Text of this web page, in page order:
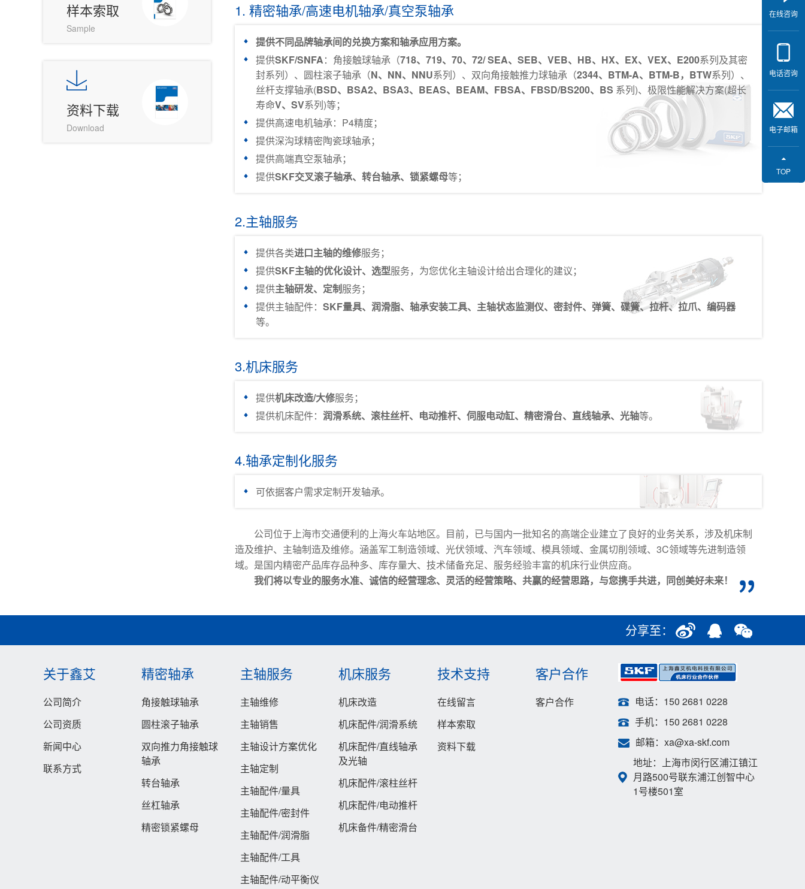
样本索取
Sample
资料下载
Download
1. 精密轴承/高速电机轴承/真空泵轴承
提供不同品牌轴承间的兑换方案和轴承应用方案。
提供SKF/SNFA：角接触球轴承（718、719、70、72/ SEA、SEB、VEB、HB、HX、EX、VEX、E200系列及其密
封系列）、圆柱滚子轴承（N、NN、NNU系列）、双向角接触推力球轴承（2344、BTM-A、BTM-B，BTW系列）、
丝杆支撑轴承(BSD、BSA2、BSA3、BEAS、BEAM、FBSA、FBSD/BS200、BS 系列)、极限性能解决方案(超长
寿命V、SV系列)等；
提供高速电机轴承：P4精度；
提供深沟球精密陶瓷球轴承；
提供高端真空泵轴承；
提供SKF交叉滚子轴承、转台轴承、锁紧螺母等；
2.主轴服务
提供各类进口主轴的维修服务；
提供SKF主轴的优化设计、选型服务，为您优化主轴设计给出合理化的建议；
提供主轴研发、定制服务；
提供主轴配件： SKF量具、润滑脂、轴承安装工具、主轴状态监测仪、密封件、弹簧、碟簧、拉杆、拉爪、编码器
等。
3.机床服务
提供机床改造/大修服务；
提供机床配件： 润滑系统、滚柱丝杆、电动推杆、伺服电动缸、精密滑台、直线轴承、光轴等。
4.轴承定制化服务
可依据客户需求定制开发轴承。
公司位于上海市交通便利的上海火车站地区。目前，已与国内一批知名的高端企业建立了良好的业务关系，涉及机床制
造及维护、主轴制造及维修。涵盖军工制造领域、光伏领域、汽车领域、模具领域、金属切削领域、3C领域等先进制造领
域。是国内精密产品库存品种多、库存量大、技术储备充足、服务经验丰富的机床行业供应商。
我们将以专业的服务水准、诚信的经营理念、灵活的经营策略、共赢的经营思路，与您携手共进，同创美好未来！
分享至：
关于鑫艾
公司简介
公司资质
新闻中心
联系方式
精密轴承
角接触球轴承
圆柱滚子轴承
双向推力角接触球
轴承
转台轴承
丝杠轴承
精密锁紧螺母
主轴服务
主轴维修
主轴销售
主轴设计方案优化
主轴定制
主轴配件/量具
主轴配件/密封件
主轴配件/润滑脂
主轴配件/工具
主轴配件/动平衡仪
机床服务
机床改造
机床配件/润滑系统
机床配件/直线轴承
及光轴
机床配件/滚柱丝杆
机床配件/电动推杆
机床备件/精密滑台
技术支持
在线留言
样本索取
资料下载
客户合作
客户合作
电话：150 2681 0228
手机：150 2681 0228
邮箱：xa@xa-skf.com
地址：上海市闵行区浦江镇江
月路500号联东浦江创智中心
1号楼501室
在线咨询
电话咨询
电子邮箱
TOP